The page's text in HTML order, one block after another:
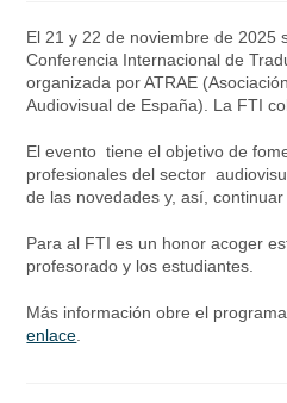
El 21 y 22 de noviembre de 2025
Conferencia Internacional de
organizada por ATRAE
Audiovisual de España). La FTI
El evento tiene el objetivo de
profesionales del sector
de las novedades y, así,
Para al FTI es un honor acoger
profesorado y los estudiantes.
Más información obre el
enlace.